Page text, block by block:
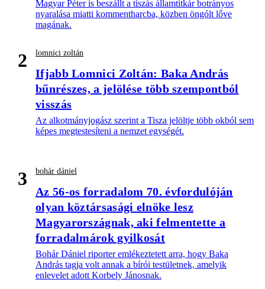
Magyar Péter is beszállt a tiszás államtitkár botrányos
nyaralása miatti kommentharcba, közben öngólt lőve
magának.
2 lomnici zoltán
Ifjabb Lomnici Zoltán: Baka András
bűnrészes, a jelölése több szempontból
visszás
Az alkotmányjogász szerint a Tisza jelöltje több okból sem
képes megtestesíteni a nemzet egységét.
3 bohár dániel
Az 56-os forradalom 70. évfordulóján
olyan köztársasági elnöke lesz
Magyarországnak, aki felmentette a
forradalmárok gyilkosát
Bohár Dániel riporter emlékeztetett arra, hogy Baka
András tagja volt annak a bírói testületnek, amelyik
enlevelet adott Korbely Jánosnak.